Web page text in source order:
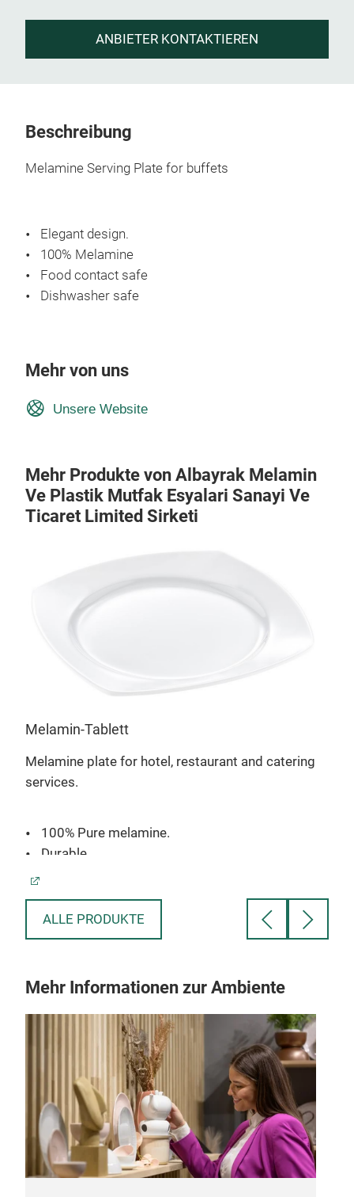
ANBIETER KONTAKTIEREN
Beschreibung
Melamine Serving Plate for buffets
Elegant design.
100% Melamine
Food contact safe
Dishwasher safe
Mehr von uns
Unsere Website
Mehr Produkte von Albayrak Melamin
Ve Plastik Mutfak Esyalari Sanayi Ve
Ticaret Limited Sirketi
Melamin-Tablett
Melamine plate for hotel, restaurant and catering
services.
100% Pure melamine.
Durable
Dishwasher safe
Food grade
ALLE PRODUKTE
Mehr Informationen zur Ambiente